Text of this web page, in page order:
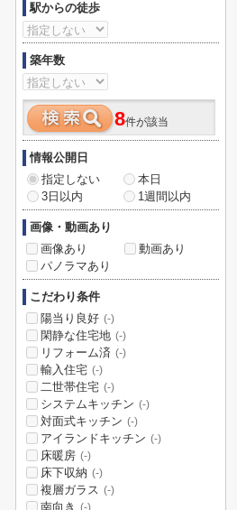
駅からの徒歩
築年数
8件が該当
情報公開日
指定しない
本日
3日以内
1週間以内
画像・動画あり
画像あり
動画あり
パノラマあり
こだわり条件
陽当り良好 (-)
閑静な住宅地 (-)
リフォーム済 (-)
輸入住宅 (-)
二世帯住宅 (-)
システムキッチン (-)
対面式キッチン (-)
アイランドキッチン (-)
床暖房 (-)
床下収納 (-)
複層ガラス (-)
南向き (-)